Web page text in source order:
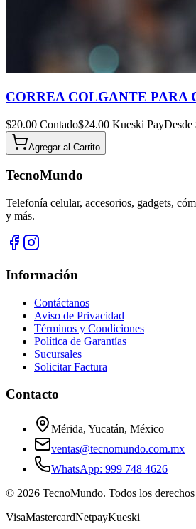
CORREA COLGANTE PARA
$20.00 Contado$24.00 Kueski PayDesde
Agregar al Carrito
TecnoMundo
Telefonía celular, accesorios, gadgets,
y más.
Información
Contáctanos
Aviso de Privacidad
Términos y Condiciones
Política de Garantías
Sucursales
Solicitar Factura
Contacto
Mérida, Yucatán, México
ventas@tecnomundo.com.mx
WhatsApp: 999 748 4626
© 2026 TecnoMundo. Todos los derechos
VisaMastercardNetpayKueski